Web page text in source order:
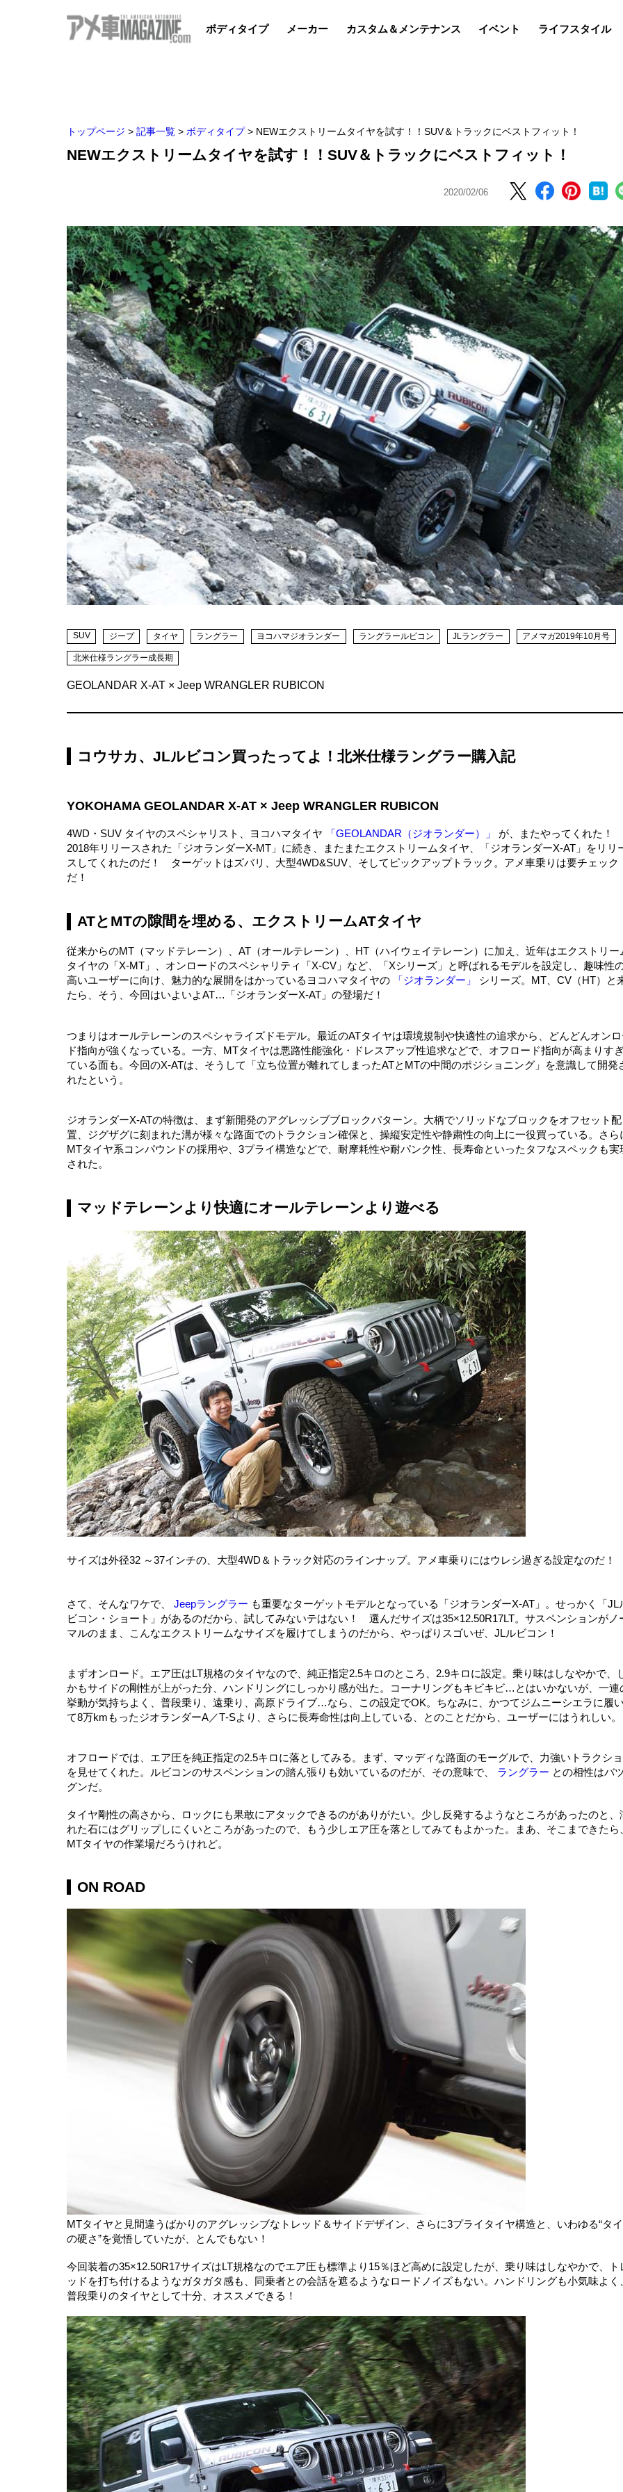
ボディタイプ メーカー カスタム＆メンテナンス イベント ライフスタイル
トップページ > 記事一覧 > ボディタイプ > NEWエクストリームタイヤを試す！！SUV＆トラックにベストフィット！
NEWエクストリームタイヤを試す！！SUV＆トラックにベストフィット！
2020/02/06
SUV ジープ タイヤ ラングラー ヨコハマジオランダー ラングラールビコン JLラングラー アメマガ2019年10月号
北米仕様ラングラー成長期
GEOLANDAR X-AT × Jeep WRANGLER RUBICON
コウサカ、JLルビコン買ったってよ！北米仕様ラングラー購入記
YOKOHAMA GEOLANDAR X-AT × Jeep WRANGLER RUBICON
4WD・SUV タイヤのスペシャリスト、ヨコハマタイヤ 「GEOLANDAR（ジオランダー）」
が、またやってくれた！
2018年リリースされた「ジオランダーX-MT」に続き、またまたエクストリームタイヤ、「ジオランダーX-AT」をリリ
スしてくれたのだ！ ターゲットはズバリ、大型4WD&SUV、そしてピックアップトラック。アメ車乗りは要チェック
だ！
ATとMTの隙間を埋める、エクストリームATタイヤ
従来からのMT（マッドテレーン）、AT（オールテレーン）、HT（ハイウェイテレーン）に加え、近年はエクストリー
タイヤの「X‐MT」、オンロードのスペシャリティ「X‐CV」など、「Xシリーズ」と呼ばれるモデルを設定し、趣味性
高いユーザーに向け、魅力的な展開をはかっているヨコハマタイヤの
「ジオランダー」
シリーズ。MT、CV（HT）と
たら、そう、今回はいよいよAT…「ジオランダーX‐AT」の登場だ！
つまりはオールテレーンのスペシャライズドモデル。最近のATタイヤは環境規制や快適性の追求から、どんどんオン
ド指向が強くなっている。一方、MTタイヤは悪路性能強化・ドレスアップ性追求などで、オフロード指向が高まりす
ている面も。今回のX‐ATは、そうして「立ち位置が離れてしまったATとMTの中間のポジショニング」を意識して開発
れたという。
ジオランダーX‐ATの特徴は、まず新開発のアグレッシブブロックパターン。大柄でソリッドなブロックをオフセット配
置、ジグザグに刻まれた溝が様々な路面でのトラクション確保と、操縦安定性や静粛性の向上に一役買っている。さら
MTタイヤ系コンパウンドの採用や、3プライ構造などで、耐摩耗性や耐パンク性、長寿命といったタフなスペックも実
された。
マッドテレーンより快適にオールテレーンより遊べる
サイズは外径32 ～37インチの、大型4WD＆トラック対応のラインナップ。アメ車乗りにはウレシ過ぎる設定なのだ！
さて、そんなワケで、 Jeepラングラー も重要なターゲットモデルとなっている「ジオランダーX‐AT」。せっかく「JL
ビコン・ショート」があるのだから、試してみないテはない！ 選んだサイズは35×12.50R17LT。サスペンションがノ
マルのまま、こんなエクストリームなサイズを履けてしまうのだから、やっぱりスゴいぜ、JLルビコン！
まずオンロード。エア圧はLT規格のタイヤなので、純正指定2.5キロのところ、2.9キロに設定。乗り味はしなやかで、
かもサイドの剛性が上がった分、ハンドリングにしっかり感が出た。コーナリングもキビキビ…とはいかないが、一連
挙動が気持ちよく、普段乗り、遠乗り、高原ドライブ…なら、この設定でOK。ちなみに、かつてジムニーシエラに履
て8万kmもったジオランダーA／T‐Sより、さらに長寿命性は向上している、とのことだから、ユーザーにはうれしい。
オフロードでは、エア圧を純正指定の2.5キロに落としてみる。まず、マッディな路面のモーグルで、力強いトラクシ
を見せてくれた。ルビコンのサスペンションの踏ん張りも効いているのだが、その意味で、 ラングラー との相性はバ
グンだ。
タイヤ剛性の高さから、ロックにも果敢にアタックできるのがありがたい。少し反発するようなところがあったのと、
れた石にはグリップしにくいところがあったので、もう少しエア圧を落としてみてもよかった。まあ、そこまできたら
MTタイヤの作業場だろうけれど。
ON ROAD
MTタイヤと見間違うばかりのアグレッシブなトレッド＆サイドデザイン、さらに3プライタイヤ構造と、いわゆる“タ
の硬さ”を覚悟していたが、とんでもない！
今回装着の35×12.50R17サイズはLT規格なのでエア圧も標準より15％ほど高めに設定したが、乗り味はしなやかで、ト
ッドを打ち付けるようなガタガタ感も、同乗者との会話を遮るようなロードノイズもない。ハンドリングも小気味よく
普段乗りのタイヤとして十分、オススメできる！